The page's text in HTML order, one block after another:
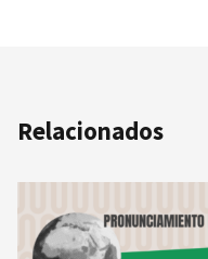
Relacionados